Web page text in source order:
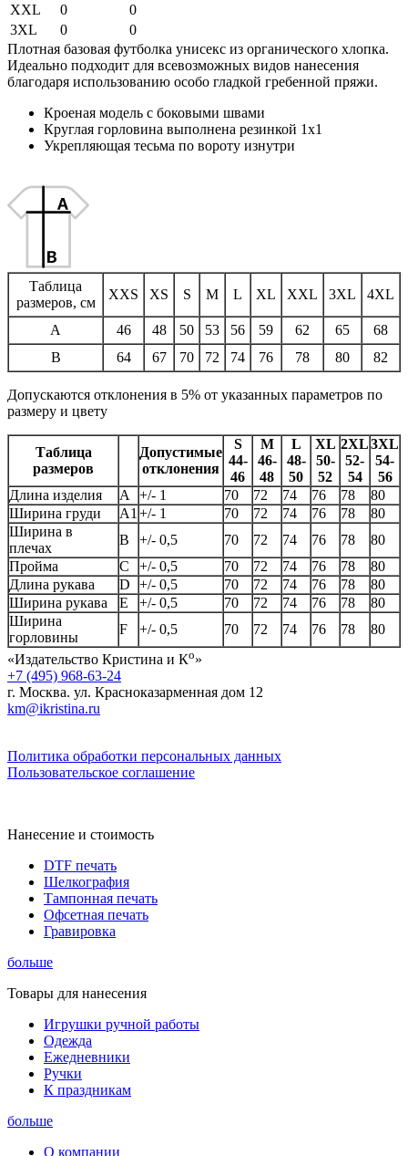
XXL
0
0
3XL
0
0
Плотная базовая футболка унисекс из органического хлопка.
Идеально подходит для всевозможных видов нанесения
благодаря использованию особо гладкой гребенной пряжи.
Кроеная модель с боковыми швами
Круглая горловина выполнена резинкой 1х1
Укрепляющая тесьма по вороту изнутри
Таблица
размеров, см
XXS XS S M L XL XXL 3XL 4XL
A 46 48 50 53 56 59 62 65
68
B
64 67 70 72 74 76 78 80 82
Допускаются отклонения в 5% от указанных параметров по
размеру и цвету
Таблица
размеров
Допустимые
отклонения
S
44-
46
M
46-
48
L
48-
50
XL
50-
52
2XL
52-
54
3XL
54-
56
Длина изделия
А +/- 1 70 72 74 76 78
80
Ширина груди
А1 +/- 1 70 72 74 76 78
80
Ширина в
плечах
B +/- 0,5 70 72 74 76 78
80
Пройма
C +/- 0,5 70 72 74 76 78
80
Длина рукава
D +/- 0,5 70 72 74 76 78
80
Ширина рукава
E +/- 0,5 70 72 74 76 78
80
Ширина
горловины
F +/- 0,5 70 72 74 76 78
80
«Издательство Кристина и Ко»
+7 (495) 968-63-24
г. Москва. ул. Красноказарменная дом 12
km@ikristina.ru
Политика обработки персональных данных
Пользовательское соглашение
Нанесение и стоимость
DTF печать
Шелкография
Тампонная печать
Офсетная печать
Гравировка
больше
Товары для нанесения
Игрушки ручной работы
Одежда
Ежедневники
Ручки
К праздникам
больше
О компании